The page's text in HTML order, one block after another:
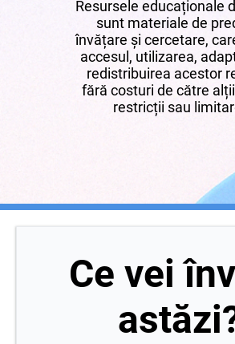
Resursele educaționale
sunt materiale de
învățare și cercetare,
accesul, utilizarea,
redistribuirea acestor
fără costuri de către
restricții sau
Ce vei